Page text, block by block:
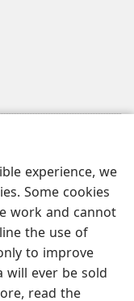
experience, we
Some cookies
work and cannot
the use of
to improve
will ever be sold
read the